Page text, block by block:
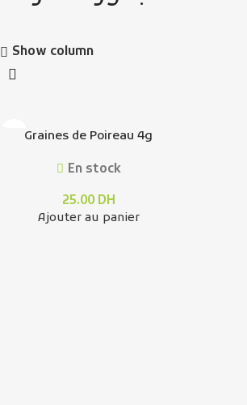
Show column
Graines de Poireau 4g
En stock
25.00 DH
Ajouter au panier